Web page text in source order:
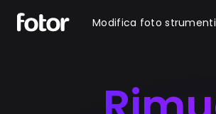
Modifica foto strumenti